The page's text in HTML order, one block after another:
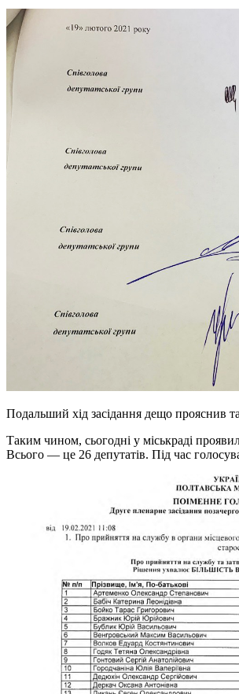
Подальший хід засідання дещо прояснив
Таким чином, сьогодні у міськраді
Всього — це 26 депутатів. Під час